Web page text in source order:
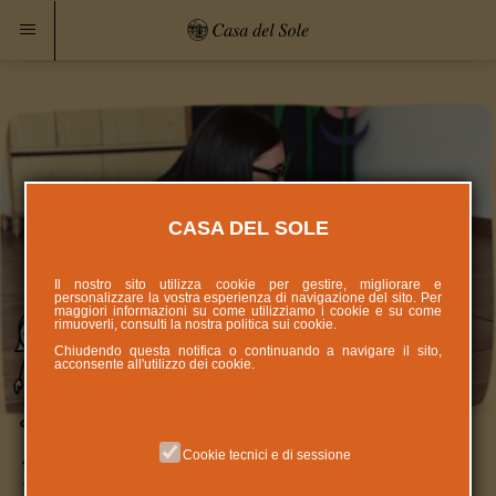
La diversità è in ognuno di noi,
CASA DEL SOLE
Il nostro sito utilizza cookie per gestire, migliorare e
personalizzare la vostra esperienza di navigazione del sito. Per
maggiori informazioni su come utilizziamo i cookie e su come
rimuoverli, consulti la nostra politica suicookie.
Chiudendo questa notifica o continuando a navigare il sito,
acconsente all'utilizzo dei cookie.
Cookie tecnici e di sessione